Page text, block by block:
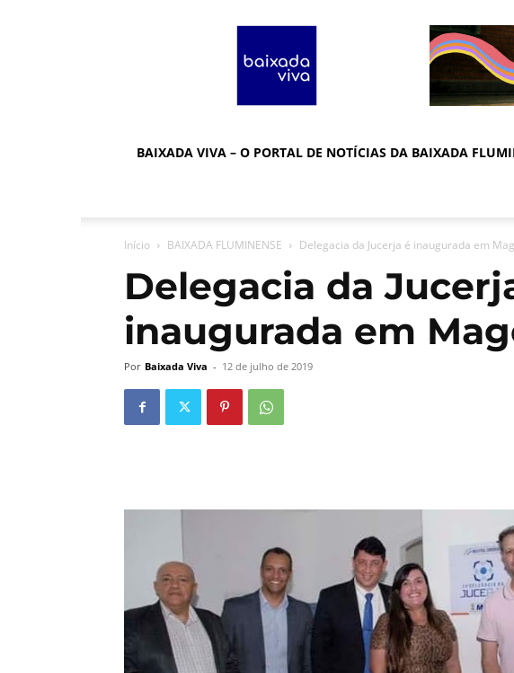
Viva
BAIXADA VIVA – O PORTAL DE NOTÍCIAS DA BAIXADA
Início BAIXADA FLUMINENSE Delegacia da Jucerja é inaugurada em
Delegacia da
inaugurada em
Por Baixada Viva - 12 de julho de 2019